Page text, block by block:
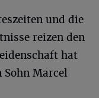
und die
reizen den
hat
Sohn Marcel